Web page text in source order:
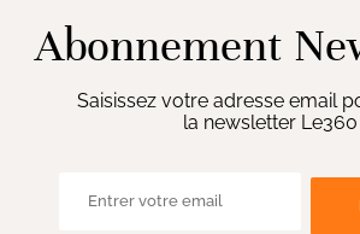
Abonnement
Saisissez votre adresse email
la newsletter Le360